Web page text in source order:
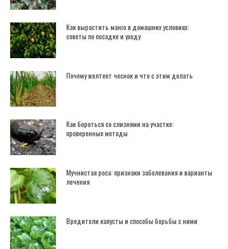
Как вырастить манго в домашних условиях:
советы по посадке и уходу
Почему желтеет чеснок и что с этим делать
Как бороться со слизнями на участке:
проверенные методы
Мучнистая роса: признаки заболевания и варианты
лечения
Вредители капусты и способы борьбы с ними